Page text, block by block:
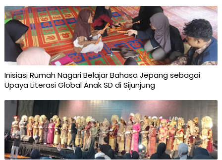
Inisiasi Rumah Nagari Belajar Bahasa Jepang sebagai
Upaya Literasi Global Anak SD di Sijunjung